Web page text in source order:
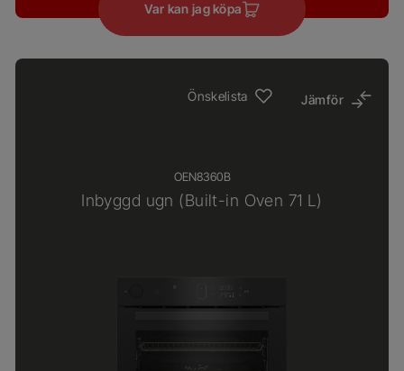
Var kan jag köpa
Önskelista Jämför
OEN8360B
Inbyggd ugn (Built-in Oven 71 L)